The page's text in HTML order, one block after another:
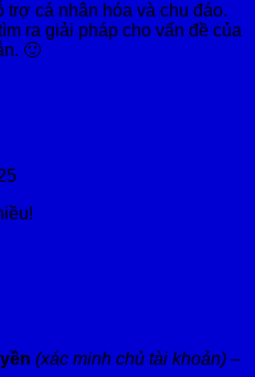
cá nhân hóa và chu đáo.
ra giải pháp cho vấn đề của
🙂
(xác minh chủ tài khoản) –